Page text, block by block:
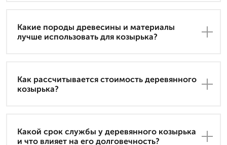
Какие породы древесины и материалы
лучше использовать для козырька?
Как рассчитывается стоимость деревянного
козырька?
Какой срок службы у деревянного козырька
и что влияет на его долговечность?